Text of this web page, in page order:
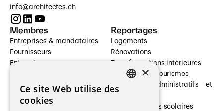
info@architectes.ch
Membres
Entreprises & mandataires
Fournisseurs
Entreprises
Architectes paysagistes
Architectes d'intérieur
Reportages
Logements
Rénovations
Transformations intérieures
Hôtelleries et tourismes
Bâtiments administratifs et
Établissements scolaires
×
Ce site Web utilise des
cookies